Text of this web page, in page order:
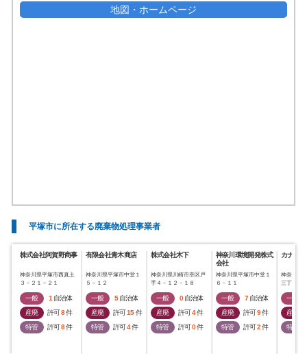
地図・ホームページ
平塚市に所在する廃棄物処理事業者
株式会社阿賀野商事
神奈川県平塚市西真土
３－２１－２１
一般 1 自治体
産廃
許可8件
特管
許可8件
有限会社青木商店
神奈川県平塚市中堂１
５－１２
一般 5 自治体
産廃
許可15 件
特管
許可4件
株式会社木下
神奈川県川崎市幸区戸
手４－１２－１８
一般 0 自治体
産廃
許可4件
特管
許可0件
神奈川環境開発株式
会社
神奈川県平塚市中堂１
６－１１
一般 7 自治体
産廃
許可9件
特管
許可2 件
カナキ
神奈川県
三丁目１
一般
産廃
特管